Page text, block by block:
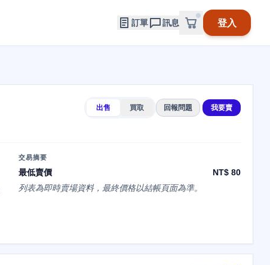
訂單 訊息 登入
出售 買取 回報問題 我要賣
交易摘要
最低賣價
NT$ 80
列表為即時賣場資料，最終價格以結帳頁面為準。